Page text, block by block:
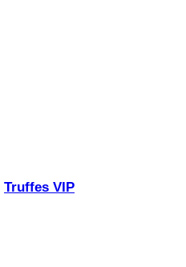
Truffes VIP